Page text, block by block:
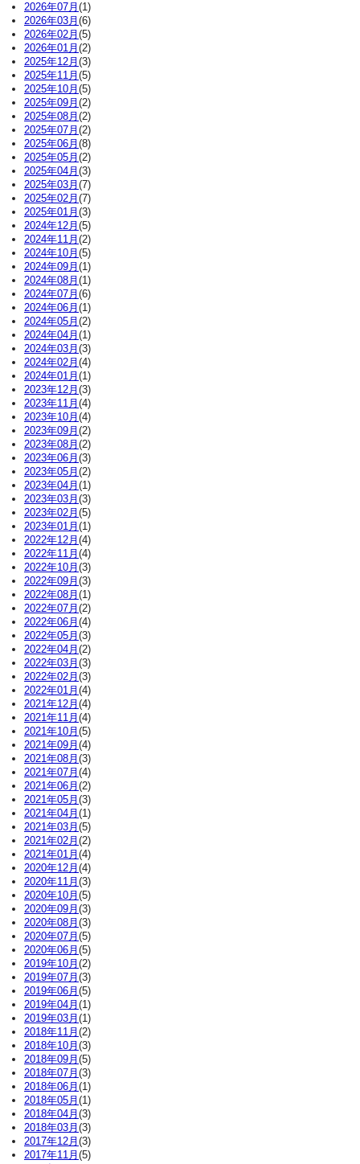
2026年07月 (1)
2026年03月 (6)
2026年02月 (5)
2026年01月 (2)
2025年12月 (3)
2025年11月 (5)
2025年10月 (5)
2025年09月 (2)
2025年08月 (2)
2025年07月 (2)
2025年06月 (8)
2025年05月 (2)
2025年04月 (3)
2025年03月 (7)
2025年02月 (7)
2025年01月 (3)
2024年12月 (5)
2024年11月 (2)
2024年10月 (5)
2024年09月 (1)
2024年08月 (1)
2024年07月 (6)
2024年06月 (1)
2024年05月 (2)
2024年04月 (1)
2024年03月 (3)
2024年02月 (4)
2024年01月 (1)
2023年12月 (3)
2023年11月 (4)
2023年10月 (4)
2023年09月 (2)
2023年08月 (2)
2023年06月 (3)
2023年05月 (2)
2023年04月 (1)
2023年03月 (3)
2023年02月 (5)
2023年01月 (1)
2022年12月 (4)
2022年11月 (4)
2022年10月 (3)
2022年09月 (3)
2022年08月 (1)
2022年07月 (2)
2022年06月 (4)
2022年05月 (3)
2022年04月 (2)
2022年03月 (3)
2022年02月 (3)
2022年01月 (4)
2021年12月 (4)
2021年11月 (4)
2021年10月 (5)
2021年09月 (4)
2021年08月 (3)
2021年07月 (4)
2021年06月 (2)
2021年05月 (3)
2021年04月 (1)
2021年03月 (5)
2021年02月 (2)
2021年01月 (4)
2020年12月 (4)
2020年11月 (3)
2020年10月 (5)
2020年09月 (3)
2020年08月 (3)
2020年07月 (5)
2020年06月 (5)
2019年10月 (2)
2019年07月 (3)
2019年06月 (5)
2019年04月 (1)
2019年03月 (1)
2018年11月 (2)
2018年10月 (3)
2018年09月 (5)
2018年07月 (3)
2018年06月 (1)
2018年05月 (1)
2018年04月 (3)
2018年03月 (3)
2017年12月 (3)
2017年11月 (5)